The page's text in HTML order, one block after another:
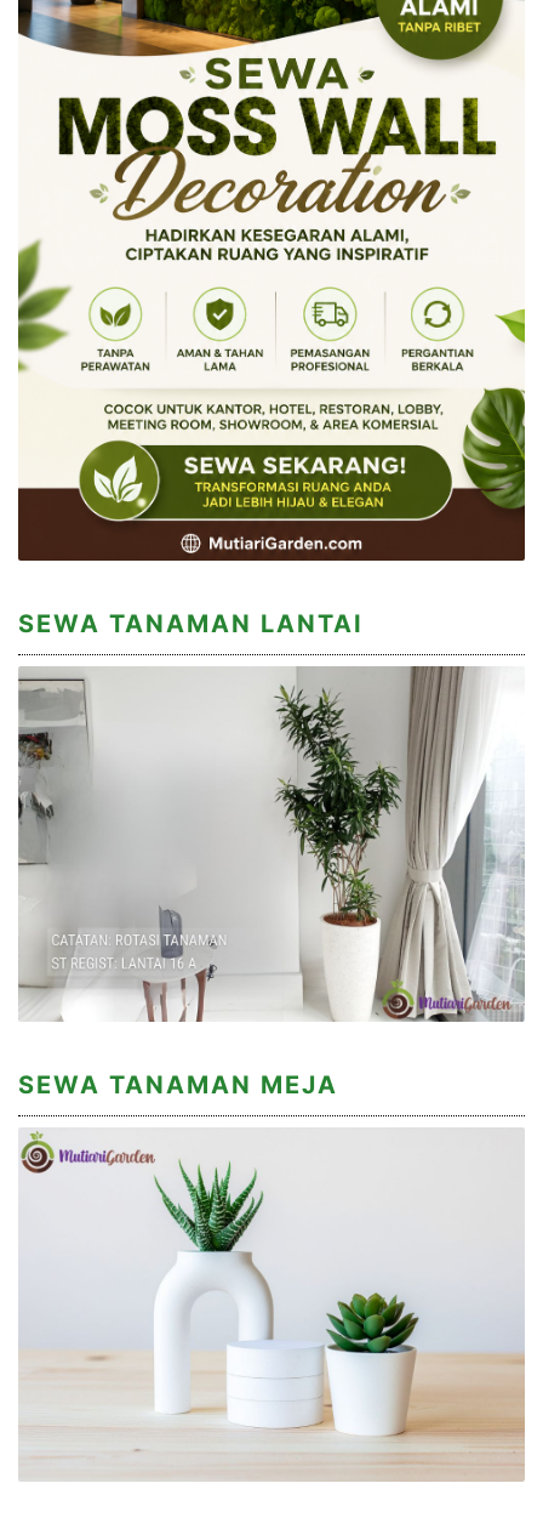
SEWA TANAMAN LANTAI
SEWA TANAMAN MEJA